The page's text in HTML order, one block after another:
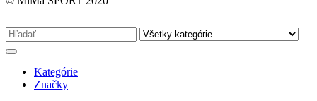
Kategórie
Značky